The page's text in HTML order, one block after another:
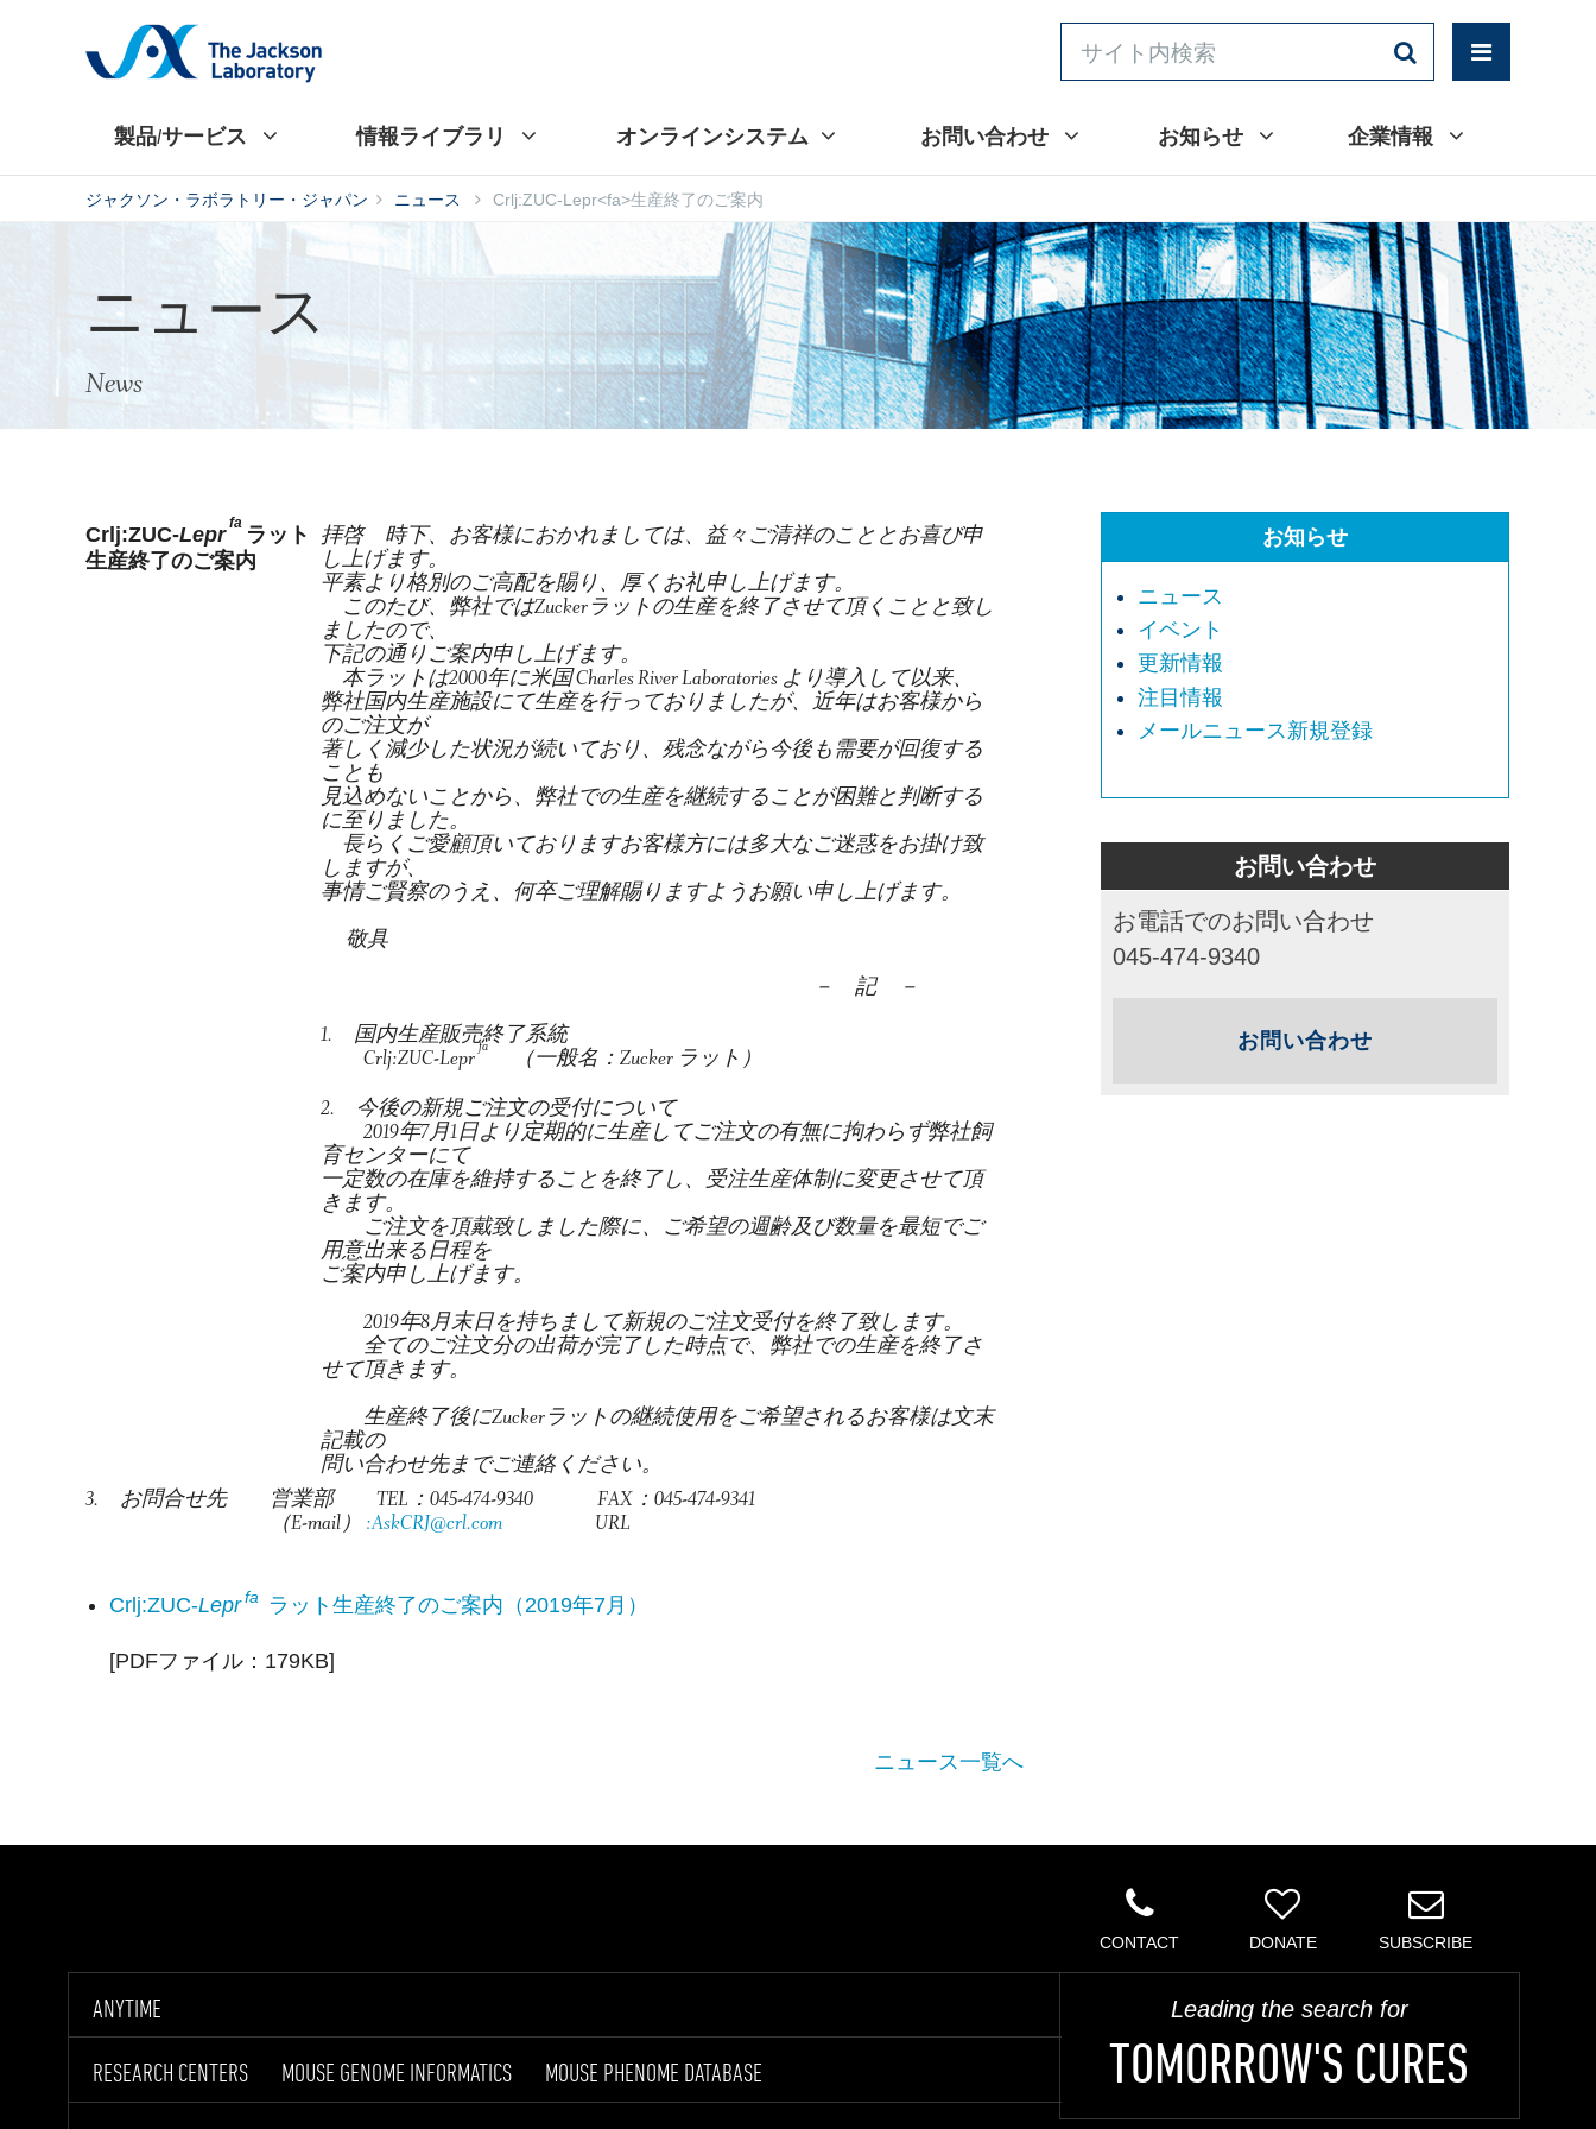
製品/サービス 情報ライブラリ オンラインシステム お問い合わせ お知らせ 企業情報
ジャクソン・ラボラトリー・ジャパン ニュース Crlj:ZUC-Lepr<fa>生産終了のご案内
ニュース
News
Crlj:ZUC-Lepr
fa
ラット
生産終了のご案内
拝啓 時下、お客様におかれましては、益々ご清祥のこととお喜び申
し上げます。
平素より格別のご高配を賜り、厚くお礼申し上げます。
このたび、弊社ではZuckerラットの生産を終了させて頂くことと致し
ましたので、
下記の通りご案内申し上げます。
本ラットは2000年に米国 Charles River Laboratories より導入して以来、
弊社国内生産施設にて生産を行っておりましたが、近年はお客様から
のご注文が
著しく減少した状況が続いており、残念ながら今後も需要が回復する
ことも
見込めないことから、弊社での生産を継続することが困難と判断する
に至りました。
長らくご愛顧頂いておりますお客様方には多大なご迷惑をお掛け致
しますが、
事情ご賢察のうえ、何卒ご理解賜りますようお願い申し上げます。
敬具
－ 記 －
1. 国内生産販売終了系統
Crlj:ZUC-Leprfa
（一般名：Zucker ラット）
2. 今後の新規ご注文の受付について
2019年7月1日より定期的に生産してご注文の有無に拘わらず弊社飼
育センターにて
一定数の在庫を維持することを終了し、受注生産体制に変更させて頂
きます。
ご注文を頂戴致しました際に、ご希望の週齢及び数量を最短でご
用意出来る日程を
ご案内申し上げます。
2019年8月末日を持ちまして新規のご注文受付を終了致します。
全てのご注文分の出荷が完了した時点で、弊社での生産を終了さ
せて頂きます。
生産終了後にZuckerラットの継続使用をご希望されるお客様は文末
記載の
問い合わせ先までご連絡ください。
3. お問合せ先営業部 TEL：045-474-9340 FAX：045-474-9341
（E-mail） :AskCRJ@crl.com URL
Crlj:ZUC-Lepr fa ラット生産終了のご案内（2019年7月）
[PDFファイル：179KB]
ニュース一覧へ
お知らせ
ニュース
イベント
更新情報
注目情報
メールニュース新規登録
お問い合わせ
お電話でのお問い合わせ
045-474-9340
お問い合わせ
CONTACT DONATE SUBSCRIBE
ANYTIME
RESEARCH CENTERS MOUSE GENOME INFORMATICS MOUSE PHENOME DATABASE
Leading the search for
TOMORROW'S CURES